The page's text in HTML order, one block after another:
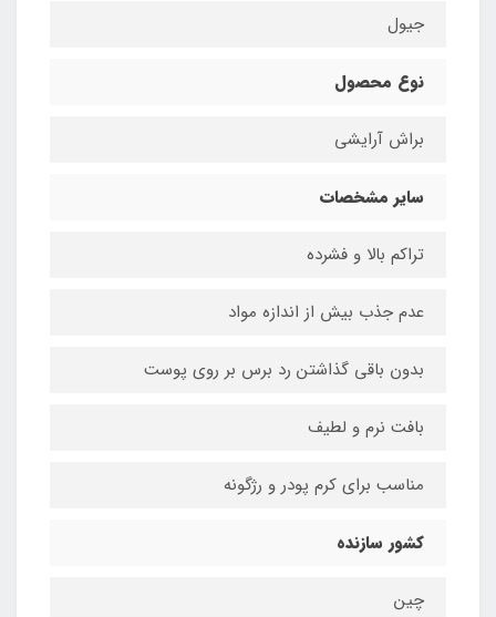
جیول
نوع محصول
براش آرایشی
سایر مشخصات
تراکم بالا و فشرده
عدم جذب بیش از اندازه مواد
بدون باقی گذاشتن رد برس بر روی پوست
بافت نرم و لطیف
مناسب برای کرم پودر و رژگونه
کشور سازنده
چین